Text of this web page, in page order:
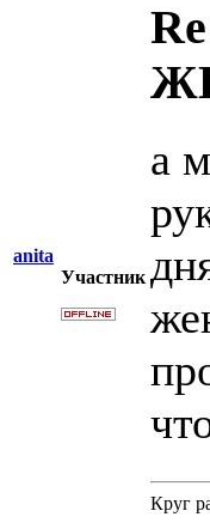
anita
Участник
а
Круг